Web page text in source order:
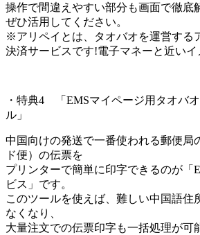
操作で間違えやすい部分も画面で徹底
ぜひ活用してください。
※アリペイとは、タオバオを運営する
決済サービスです!電子マネーと近いイ
・特典4 「EMSマイページ用タオバ
ル」
中国向けの発送で一番使われる郵便局
ド便）の伝票を
プリンターで簡単に印字できるのが「
ビス」です。
このツールを使えば、難しい中国語住
なくなり、
大量注文での伝票印字も一括処理が可